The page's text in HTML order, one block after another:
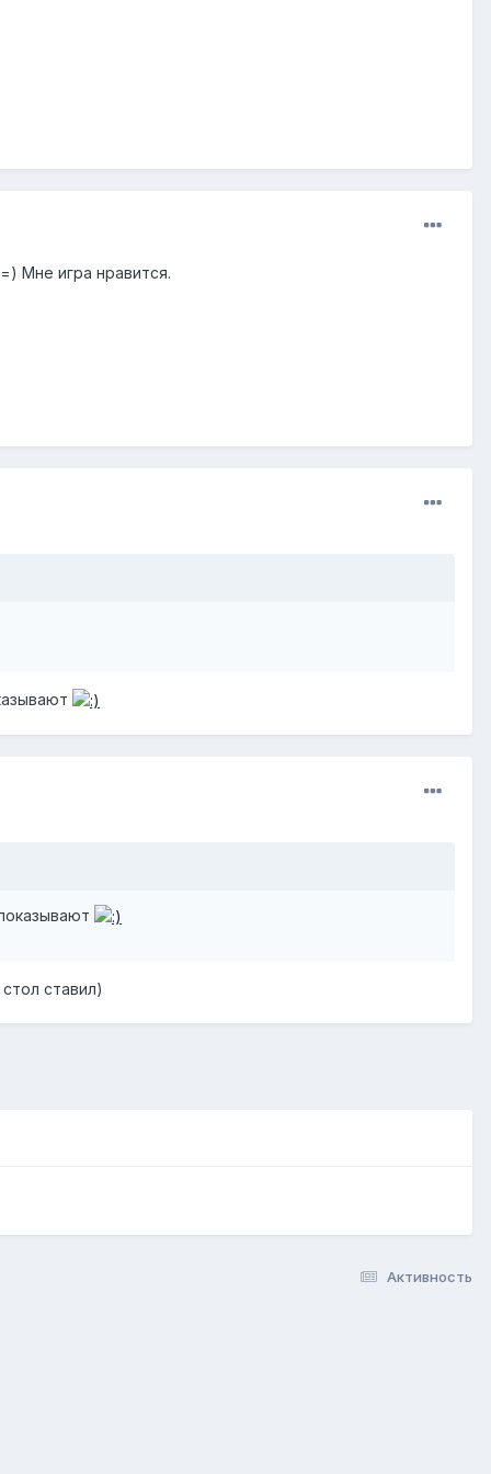
Мне игра нравится.
ставил)
Активность